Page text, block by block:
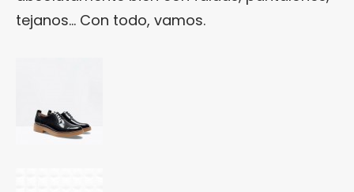
tejanos… Con todo, vamos.